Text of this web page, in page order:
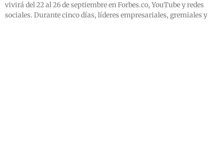
vivirá del 22 al 26 de septiembre en Forbes.co, YouTube y redes
sociales. Durante cinco días, líderes empresariales, gremiales y